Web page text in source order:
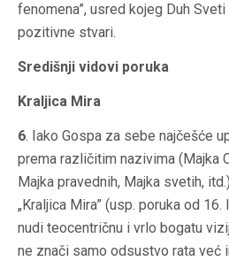
fenomena”, usred kojeg Duh
pozitivne stvari.
Središnji vidovi poruka
Kraljica Mira
6. Iako Gospa za sebe najčešće
prema različitim nazivima (Majka
Majka pravednih, Majka svetih,
„Kraljica Mira” (usp. poruka od
nudi teocentričnu i vrlo bogatu
ne znači samo odsustvo rata već